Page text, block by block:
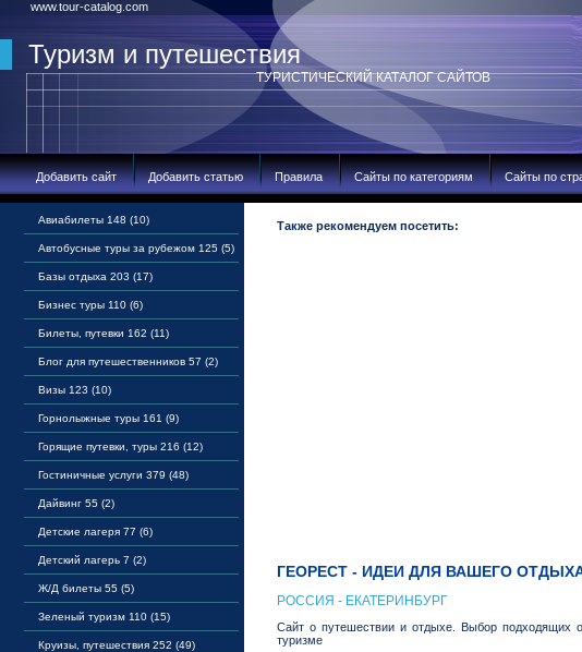
www.tour-catalog.com
Туризм и путешествия
ТУРИСТИЧЕСКИЙ КАТАЛОГ САЙТОВ
Добавить сайт Добавить статью Правила Сайты по категориям Сайты по
Авиабилеты 148 (10)
Автобусные туры за рубежом 125 (5)
Базы отдыха 203 (17)
Бизнес туры 110 (6)
Билеты, путевки 162 (11)
Блог для путешественников 57 (2)
Визы 123 (10)
Горнолыжные туры 161 (9)
Горящие путевки, туры 216 (12)
Гостиничные услуги 379 (48)
Дайвинг 55 (2)
Детские лагеря 77 (6)
Детский лагерь 7 (2)
Ж/Д билеты 55 (5)
Зеленый туризм 110 (15)
Круизы, путешествия 252 (49)
Также рекомендуем посетить:
ГЕОРЕСТ - ИДЕИ ДЛЯ ВАШЕГО
РОССИЯ - ЕКАТЕРИНБУРГ
Сайт о путешествии и отдыхе. Выбор подходящих
туризме